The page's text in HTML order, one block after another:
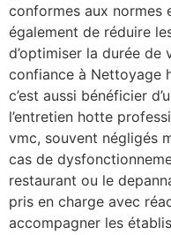
conformes aux normes
également de réduire
d’optimiser la durée de
confiance à Nettoyage
c’est aussi bénéficier
l’entretien hotte
vmc, souvent négligés
cas de
restaurant ou le
pris en charge avec
accompagner les